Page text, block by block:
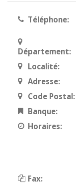
Téléphone:
Département:
Localité:
Adresse:
Code Postal:
Banque:
Horaires:
Fax: